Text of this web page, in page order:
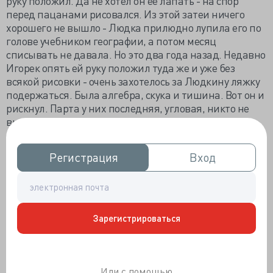
Регистрация
Регистрация Вход
Вход
Зарегистрироваться
перед пацанами рисовался. Из этой затеи ничего
хорошего не вышло - Людка прилюдно лупила его по
голове учебником географии, а потом месяц
списывать не давала. Но это два года назад. Недавно
Игорек опять ей руку положил туда же и уже без
всякой рисовки - очень захотелось за Людкину ляжку
подержаться. Была алгебра, скука и тишина. Вот он и
рискнул. Парта у них последняя, угловая, никто не
видит. Он чувствовал, что на этот раз Людка
скандала не поднимет, но ожидал, что его руку тот час
же со своего бедра сбросит. А она вздрогнула от
первого слабого прикосновения, а потом сделала вид,
что ничего не происходит. Не сбросила руку! Игорь
сам испугался такого поворота событий и руку убрал.
Люда вела себя с ним, как ничего не произошло. А
Игорь спать не мог, так ему этот момент вспоминался.
На следующий день он уже Людкину ляжку хорошо
реакции! Лишь на последнем уроке Люда ему тихо